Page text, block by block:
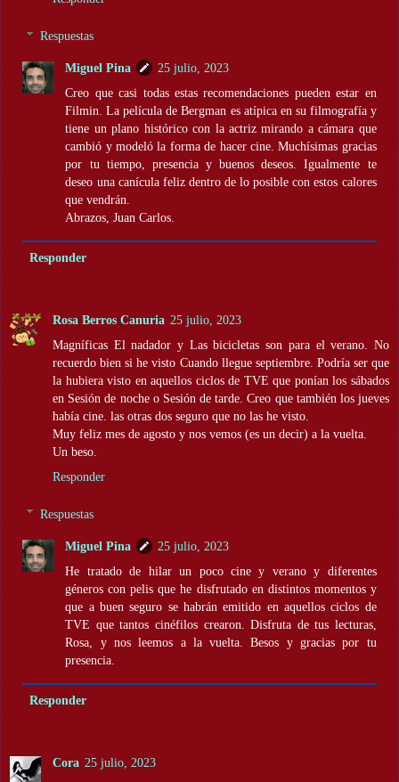
Respuestas
Miguel Pina
25 julio, 2023
Creo que casi todas estas recomendaciones pueden estar en
Filmin. La película de Bergman es atípica en su filmografía y
tiene un plano histórico con la actriz mirando a cámara que
cambió y modeló la forma de hacer cine. Muchísimas gracias
por tu tiempo, presencia y buenos deseos. Igualmente te
deseo una canícula feliz dentro de lo posible con estos calores
que vendrán.
Abrazos, Juan Carlos.
Responder
Rosa Berros Canuria 25 julio, 2023
Magníficas El nadador y Las bicicletas son para el verano. No
recuerdo bien si he visto Cuando llegue septiembre. Podría ser que
la hubiera visto en aquellos ciclos de TVE que ponían los sábados
en Sesión de noche o Sesión de tarde. Creo que también los jueves
había cine. las otras dos seguro que no las he visto.
Muy feliz mes de agosto y nos vemos (es un decir) a la vuelta.
Un beso.
Responder
Respuestas
Miguel Pina
25 julio, 2023
He tratado de hilar un poco cine y verano y diferentes
géneros con pelis que he disfrutado en distintos momentos y
que a buen seguro se habrán emitido en aquellos ciclos de
TVE que tantos cinéfilos crearon. Disfruta de tus lecturas,
Rosa, y nos leemos a la vuelta. Besos y gracias por tu
presencia.
Responder
Cora 25 julio, 2023